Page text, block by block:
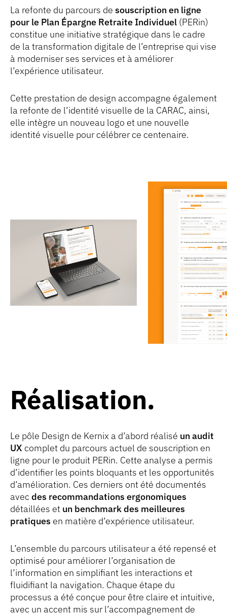
La refonte du parcours de souscription en ligne
pour le Plan Épargne Retraite Individuel (PERin)
constitue une initiative stratégique dans le cadre
de la transformation digitale de l’entreprise qui vise
à moderniser ses services et à améliorer
l’expérience utilisateur.
Cette prestation de design accompagne également
la refonte de l’identité visuelle de la CARAC, ainsi,
elle intègre un nouveau logo et une nouvelle
identité visuelle pour célébrer ce centenaire.
Réalisation
Le pôle Design de Kernix a d’abord réalisé un audit
UX complet du parcours actuel de souscription en
ligne pour le produit PERin. Cette analyse a permis
d’identifier les points bloquants et les opportunités
d’amélioration. Ces derniers ont été documentés
avec des recommandations ergonomiques
détaillées et un benchmark des meilleures
pratiques en matière d’expérience utilisateur.
L’ensemble du parcours utilisateur a été repensé et
optimisé pour améliorer l’organisation de
l’information en simplifiant les interactions et
fluidifiant la navigation. Chaque étape du
processus a été conçue pour être claire et intuitive,
avec un accent mis sur l’accompagnement de